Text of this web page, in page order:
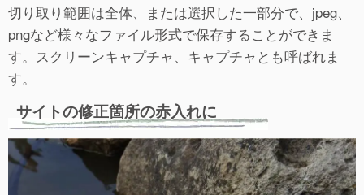
切り取り範囲は全体、または選択した一部分で、jpeg、
pngなど様々なファイル形式で保存することができま
す。スクリーンキャプチャ、キャプチャとも呼ばれま
す。
サイトの修正箇所の赤入れに